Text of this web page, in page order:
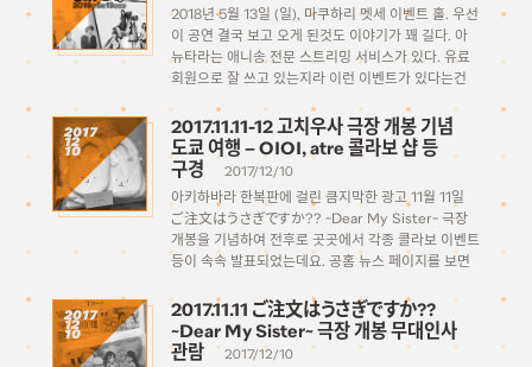
2018년 5월 13일 (일), 마쿠하리 멧세 이벤트 홀. 우선
이 공연 결국 보고 오게 된것도 이야기가 꽤 길다. 아
뉴타라는 애니송 전문 스트리밍 서비스가 있다. 유료
회원으로 잘 쓰고 있는지라 이런 이벤트가 있다는건
김없이 이벤트 […]
2017
12
10
2017.11.11-12 고치우사 극장 개봉 기념
도쿄 여행 – OIOI, atre 콜라보 샵 등
구경
2017/12/10
아키하바라 한복판에 걸린 큼지막한 광고 11월 11일
ご注文はうさぎですか?? ~Dear My Sister~ 극장
개봉을 기념하여 전후로 곳곳에서 각종 콜라보 이벤트
등이 속속 발표되었는데요. 공홈 뉴스 페이지를 보면
엄청나게 활발하게 기획되었습니다. ご注文はOIOI
ですか？？ 개최된 이벤트중 대표적으로 […]
2017
12
10
2017.11.11 ご注文はうさぎですか??
~Dear My Sister~ 극장 개봉 무대인사
관람
2017/12/10